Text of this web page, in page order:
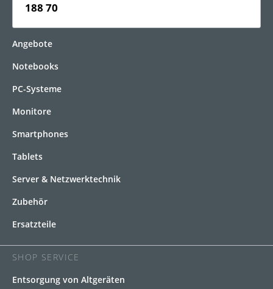
188 70
Angebote
Notebooks
PC-Systeme
Monitore
Smartphones
Tablets
Server & Netzwerktechnik
Zubehör
Ersatzteile
SHOP SERVICE
Entsorgung von Altgeräten